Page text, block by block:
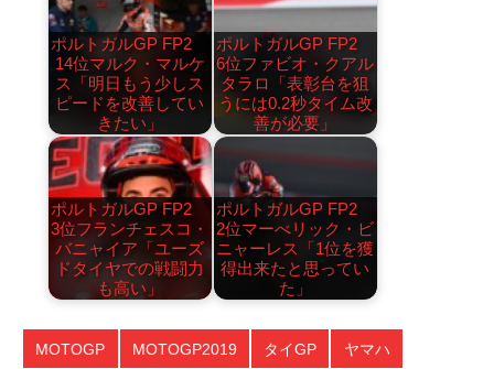
ポルトガルGP FP2
14位マルク・マルケ
ス「明日もう少しス
ピードを改善してい
きたい」
ポルトガルGP FP2
6位ファビオ・クアル
タラロ「表彰台を狙
うには0.2秒タイム改
善が必要」
ポルトガルGP FP2
3位フランチェスコ・
バニャイア「ユーズ
ドタイヤでの戦闘力
も高い」
ポルトガルGP FP2
2位マーべリック・ビ
ニャーレス「1位を獲
得出来たと思ってい
た」
MOTOGP MOTOGP2019 タイGP ヤマハ